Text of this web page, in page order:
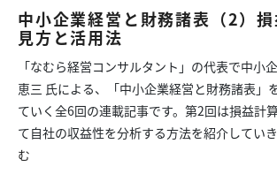
中小企業経営と財務諸表（2）
見方と活用法
「なむら経営コンサルタント」の代表で中小
恵三 氏による、「中小企業経営と財務諸表」
ていく全6回の連載記事です。第2回は損益計
て自社の収益性を分析する方法を紹介してい
む